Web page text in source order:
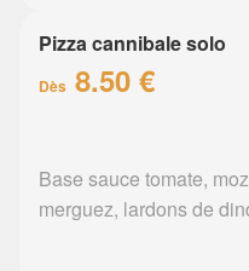
Pizza cannibale solo
Dès 8.50 €
Base sauce tomate,
merguez, lardons de